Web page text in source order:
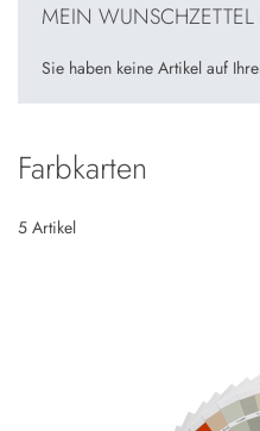
Farbkarten
5 Artikel
MEIN WUNSCHZETTEL
Sie haben keine Artikel auf